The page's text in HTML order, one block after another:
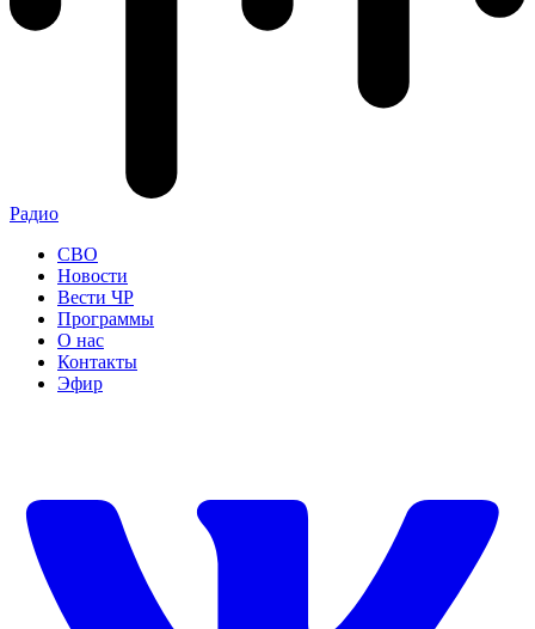
Радио
СВО
Новости
Вести ЧР
Программы
О нас
Контакты
Эфир